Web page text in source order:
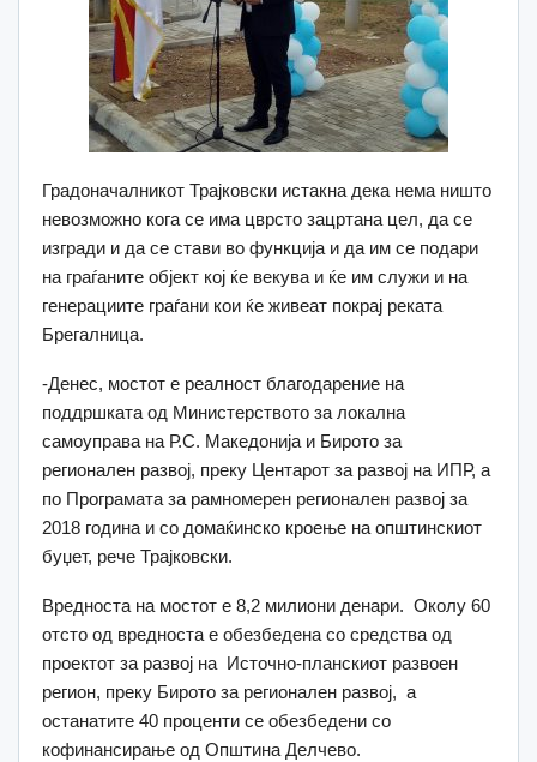
Градоначалникот Трајковски истакна дека нема ништо
невозможно кога се има цврсто зацртана цел, да се
изгради и да се стави во функција и да им се подари
на граѓаните објект кој ќе векува и ќе им служи и на
генерациите граѓани кои ќе живеат покрај реката
Брегалница.
-Денес, мостот е реалност благодарение на
поддршката од Министерството за локална
самоуправа на Р.С. Македонија и Бирото за
регионален развој, преку Центарот за развој на ИПР, а
по Програмата за рамномерен регионален развој за
2018 година и со домаќинско кроење на општинскиот
буџет, рече Трајковски.
Вредноста на мостот е 8,2 милиони денари. Околу 60
отсто од вредноста е обезбедена со средства од
проектот за развој на Источно-планскиот развоен
регион, преку Бирото за регионален развој, а
останатите 40 проценти се обезбедени со
кофинансирање од Општина Делчево.